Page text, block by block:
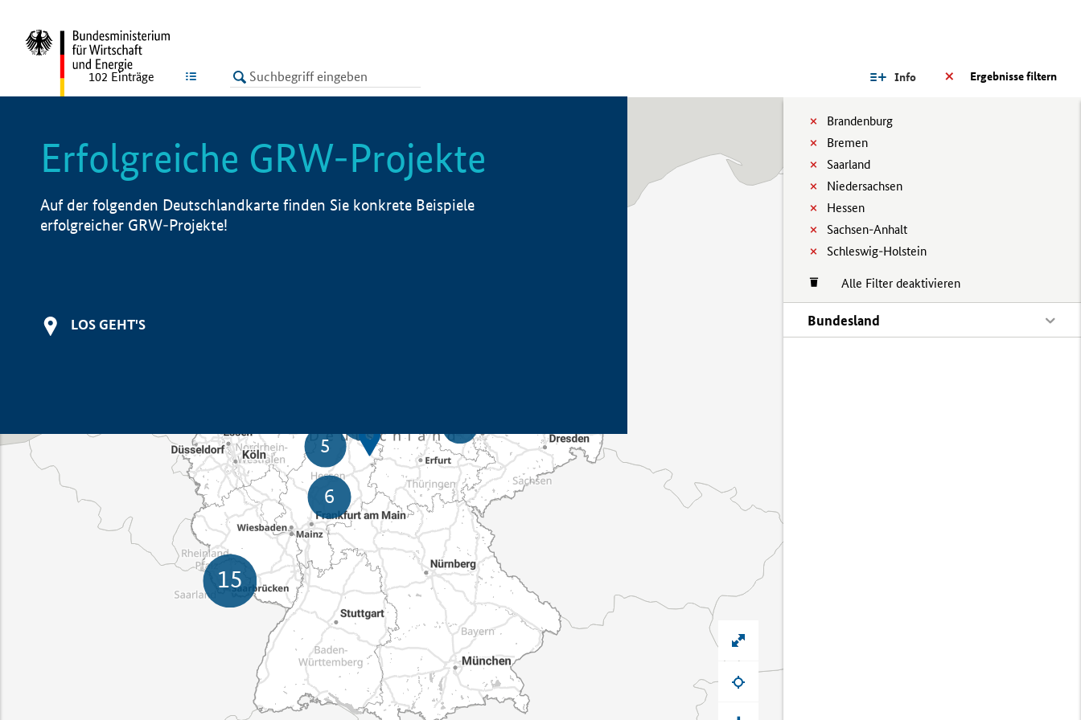
LISTE Ergebnisse filtern
Info
Brandenburg
Bremen
Saarland
Niedersachsen
Hessen
Sachsen-Anhalt
Schleswig-Holstein
Alle Filter deaktivieren
Bundesland
102 Einträge
Erfolgreiche GRW-Projekte
Auf der folgenden Deutschlandkarte finden Sie konkrete Beispiele
erfolgreicher GRW-Projekte!
LOS GEHT'S